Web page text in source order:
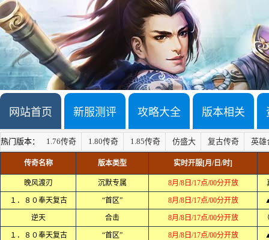
网站首页 新服测评 攻略大全 版本相关
热门版本： 1.76传奇 1.80传奇 1.85传奇 仿盛大 复古传奇 英雄
传奇名称 版本类型 实时开服[月/日/时]
晚风渡刃 沉默专属 8月/8日/17点/00分开放
１．８０奉天复古 “首区” 8月/8日/17点/00分开放
逆天 合击 8月/8日/17点/00分开放
１．８０奉天复古 “首区” 8月/8日/17点/00分开放